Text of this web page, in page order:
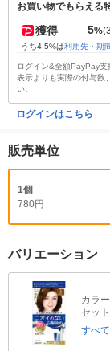
お買い物でもらえる
獲得 5%
うち4.5%は利用先・期
ログイン&全額PayPay支
表示よりも実際の付与数
い。
ログインはこちら
販売単位
1個
780円
バリエーション
カラー
セット
すべ